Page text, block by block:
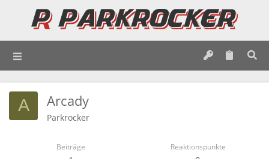
A Arcady
Parkrocker
Beiträge Reaktionspunkte